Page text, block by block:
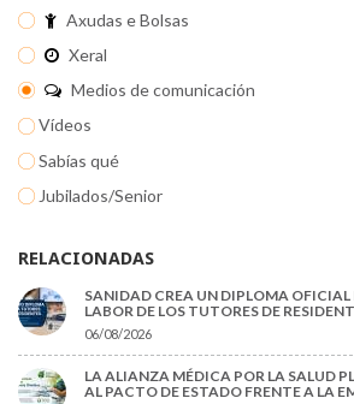
Axudas e Bolsas
Xeral
Medios de comunicación
Vídeos
Sabías qué
Jubilados/Senior
RELACIONADAS
SANIDAD CREA UN DIPLOMA OFICIAL
LABOR DE LOS TUTORES DE
06/08/2026
LA ALIANZA MÉDICA POR LA SALUD
AL PACTO DE ESTADO FRENTE A LA